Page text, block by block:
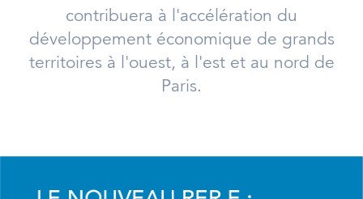
contribuera à l'accélération du
développement économique de grands
territoires à l'ouest, à l'est et au nord de
Paris.